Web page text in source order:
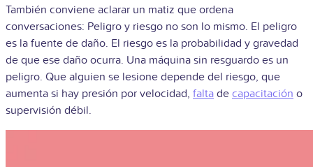
También conviene aclarar un matiz que ordena
conversaciones: Peligro y riesgo no son lo mismo. El peligro
es la fuente de daño. El riesgo es la probabilidad y gravedad
de que ese daño ocurra. Una máquina sin resguardo es un
peligro. Que alguien se lesione depende del riesgo, que
aumenta si hay presión por velocidad, falta de capacitación o
supervisión débil.